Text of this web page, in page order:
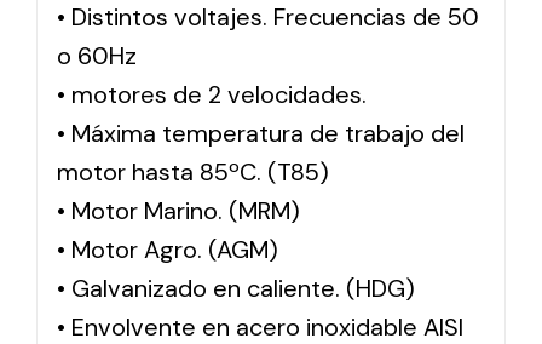
• Distintos voltajes. Frecuencias de 50
o 60Hz
• motores de 2 velocidades.
• Máxima temperatura de trabajo del
motor hasta 85ºC. (T85)
• Motor Marino. (MRM)
• Motor Agro. (AGM)
• Galvanizado en caliente. (HDG)
• Envolvente en acero inoxidable AISI